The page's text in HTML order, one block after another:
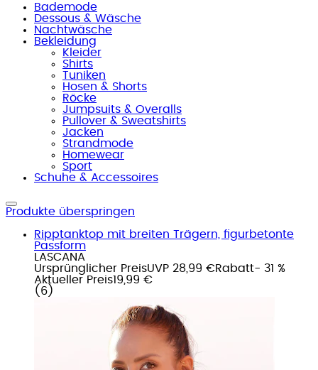
Bademode
Dessous & Wäsche
Nachtwäsche
Bekleidung
Kleider
Shirts
Tuniken
Hosen & Shorts
Röcke
Jumpsuits & Overalls
Pullover & Sweatshirts
Jacken
Strandmode
Homewear
Sport
Schuhe & Accessoires
Produkte überspringen
Ripptanktop mit breiten Trägern, figurbetonte
Passform
LASCANA
Ursprünglicher PreisUVP 28,99 €Rabatt- 31 %
Aktueller Preis19,99 €
( 6 )